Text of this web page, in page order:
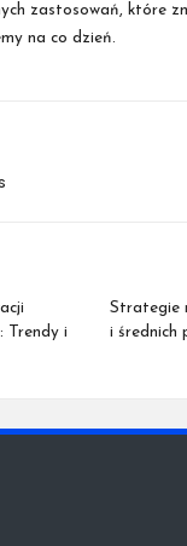
zastosowań, które
na co dzień.
Trendy i
Strategie
i średnich